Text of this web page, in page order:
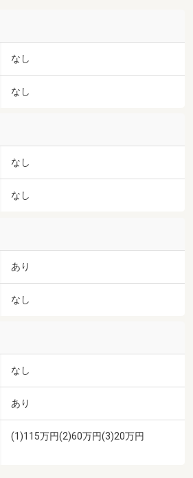
なし
なし
なし
なし
あり
なし
なし
あり
(1)115万円(2)60万円(3)20万円